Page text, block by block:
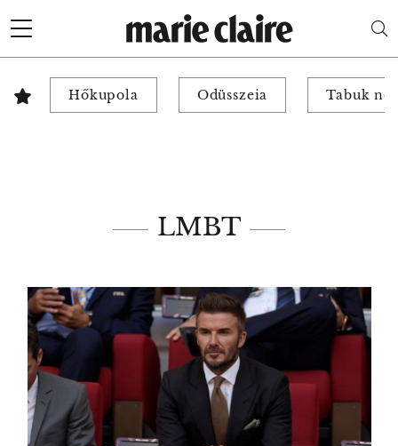
Hőkupola Odüsszeia Tabuk
LMBT